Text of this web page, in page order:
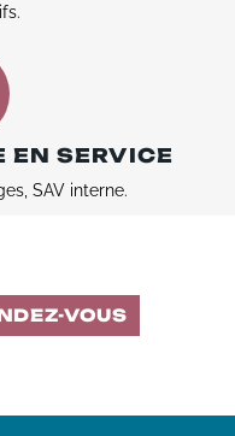
EN SERVICE
SAV interne.
VOUS